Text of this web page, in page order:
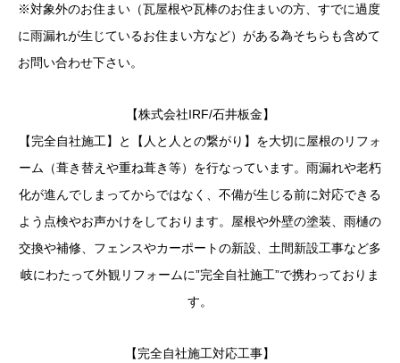
※対象外のお住まい（瓦屋根や瓦棒のお住まいの方、すでに過度
に雨漏れが生じているお住まい方など）がある為そちらも含めて
お問い合わせ下さい。
【株式会社IRF/石井板金】
【完全自社施工】と【人と人との繋がり】を大切に屋根のリフォ
ーム（葺き替えや重ね葺き等）を行なっています。雨漏れや老朽
化が進んでしまってからではなく、不備が生じる前に対応できる
よう点検やお声かけをしております。屋根や外壁の塗装、雨樋の
交換や補修、フェンスやカーポートの新設、土間新設工事など多
岐にわたって外観リフォームに”完全自社施工”で携わっておりま
す。
【完全自社施工対応工事】